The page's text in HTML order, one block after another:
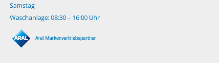
Samstag
Waschanlage: 08:30 – 16:00 Uhr